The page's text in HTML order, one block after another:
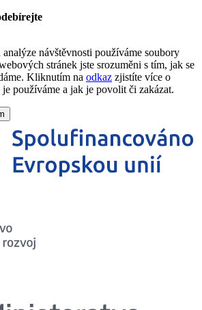
návštěvnosti používáme soubory
stránek jste srozuměni s tím, jak se
Kliknutím na odkaz zjistíte více o
používáme a jak je povolit či zakázat.